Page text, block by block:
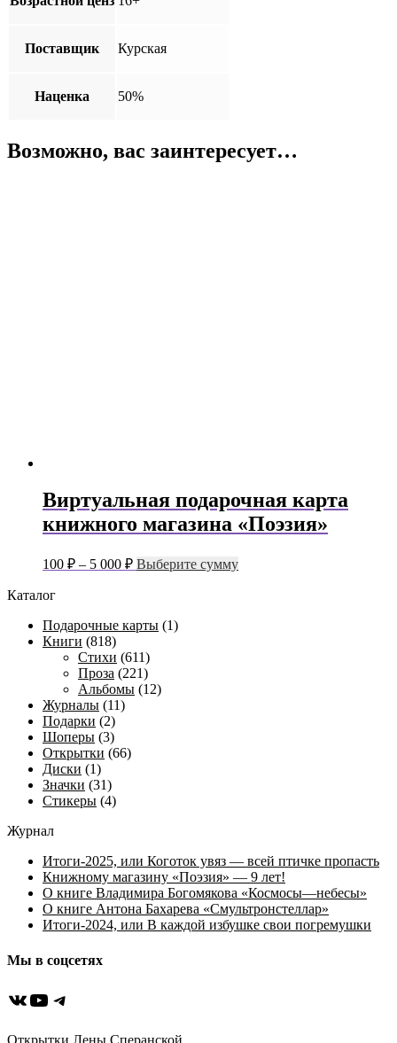
Поставщик Курская
Наценка 50%
Возможно, вас заинтересует…
Виртуальная подарочная карта
книжного магазина «Поэзия»
100 ₽ – 5 000 ₽Диапазон
5 000 ₽
Выберите суммуЭтот
Каталог
Подарочные карты (1)
Книги (818)
Стихи (611)
Проза (221)
Альбомы (12)
Журналы (11)
Подарки (2)
Шоперы (3)
Открытки (66)
Диски (1)
Значки (31)
Стикеры (4)
Журнал
Итоги-2025, или Коготок увяз — всей птичке пропасть
Книжному магазину «Поэзия» — 9 лет!
О книге Владимира Богомякова «Космосы—небесы»
О книге Антона Бахарева «Смультронстеллар»
Итоги-2024, или В каждой избушке свои погремушки
Мы в соцсетях
ВКонтакте
YouTube
Telegram
Открытки Лены Сперанской